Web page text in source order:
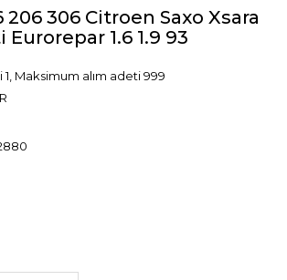
206 306 Citroen Saxo Xsara
1.6 1.9 93
Maksimum alım adeti 999